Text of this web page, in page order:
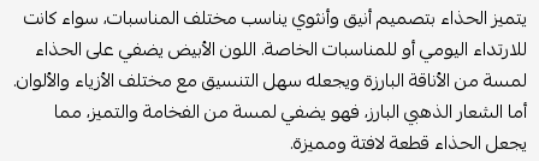
يتميز الحذاء بتصميم أنيق وأنثوي يناسب مختلف المناسبات، سواء كانت
للارتداء اليومي أو للمناسبات الخاصة. اللون الأبيض يضفي على الحذاء
لمسة من الأناقة البارزة ويجعله سهل التنسيق مع مختلف الأزياء والألوان.
أما الشعار الذهبي البارز، فهو يضفي لمسة من الفخامة والتميز، مما
يجعل الحذاء قطعة لافتة ومميزة.